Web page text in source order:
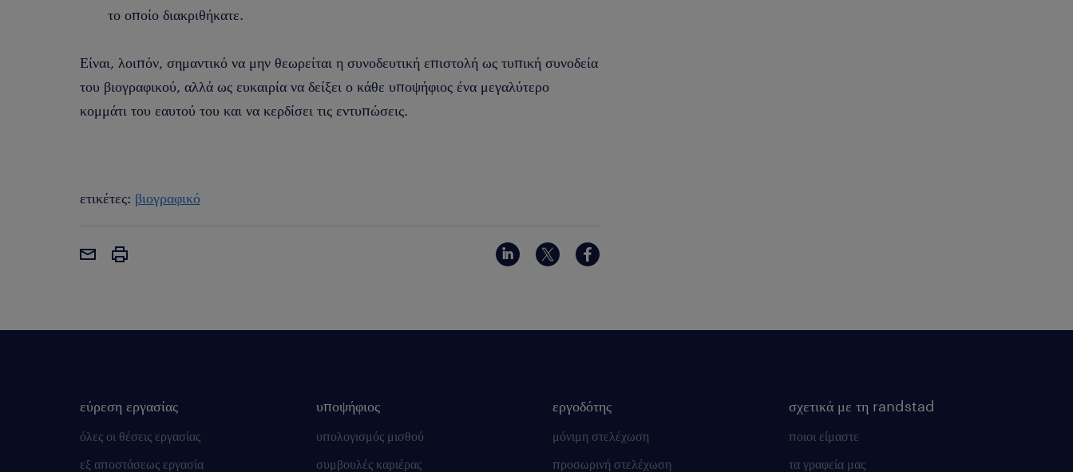
το οποίο διακριθήκατε.
Είναι, λοιπόν, σημαντικό να μην θεωρείται η συνοδευτική επιστολή ως τυπική συνοδεία
του βιογραφικού, αλλά ως ευκαιρία να δείξει ο κάθε υποψήφιος ένα μεγαλύτερο
κομμάτι του εαυτού του και να κερδίσει τις εντυπώσεις.
ετικέτες: βιογραφικό
εύρεση εργασίας
όλες οι θέσεις εργασίας
εξ αποστάσεως εργασία
υποψήφιος
υπολογισμός μισθού
συμβουλές καριέρας
εργοδότης
μόνιμη στελέχωση
προσωρινή στελέχωση
σχετικά με τη randstad
ποιοι είμαστε
τα γραφεία μας